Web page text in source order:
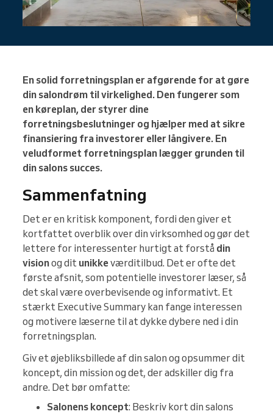
En solid forretningsplan er afgørende for at gøre
din salondrøm til virkelighed. Den fungerer som
en køreplan, der styrer dine
forretningsbeslutninger og hjælper med at sikre
finansiering fra investorer eller långivere. En
veludformet forretningsplan lægger grunden til
din salons succes.
Sammenfatning
Det er en kritisk komponent, fordi den giver et
kortfattet overblik over din virksomhed og gør det
lettere for interessenter hurtigt at forstå din
visionog dit unikkeværditilbud. Det er ofte det
første afsnit, som potentielle investorer læser, så
det skal være overbevisende og informativt. Et
stærkt Executive Summary kan fange interessen
og motivere læserne til at dykke dybere ned i din
forretningsplan.
Giv et øjebliksbillede af din salon og opsummer dit
koncept, din mission og det, der adskiller dig fra
andre. Det bør omfatte:
Salonens koncept: Beskriv kort din salons